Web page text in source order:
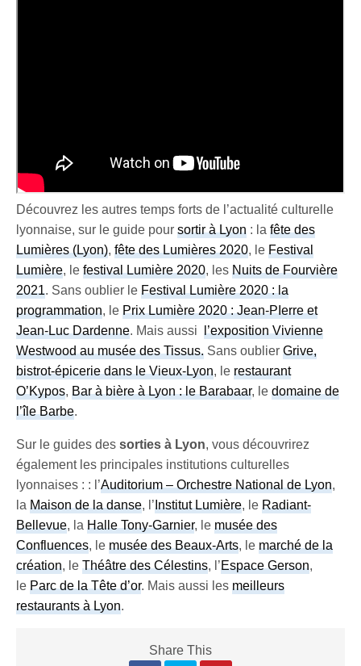
Découvrez les autres temps forts de l’actualité culturelle
lyonnaise, sur le guide poursortir à Lyon : lafête des
Lumières (Lyon),fête des Lumières 2020, leFestival
Lumière, lefestival Lumière 2020, lesNuits de Fourvière
2021. Sans oublier leFestival Lumière 2020 : la
programmation, lePrix Lumière 2020 : Jean-PIerre et
Jean-Luc Dardenne. Mais aussil’exposition Vivienne
Westwood au musée des Tissus. Sans oublierGrive,
bistrot-épicerie dans le Vieux-Lyon, lerestaurant
O’Kypos,Bar à bière à Lyon : le Barabaar, ledomaine de
l’île Barbe.
Sur le guides des sorties à Lyon, vous découvrirez
également les principales institutions culturelles
lyonnaises : : l’Auditorium – Orchestre National de Lyon,
laMaison de la danse, l’Institut Lumière, leRadiant-
Bellevue, laHalle Tony-Garnier, lemusée des
Confluences, lemusée des Beaux-Arts, lemarché de la
création, leThéâtre des Célestins, l’Espace Gerson,
leParc de la Tête d’or. Mais aussi lesmeilleurs
restaurants à Lyon.
Share This